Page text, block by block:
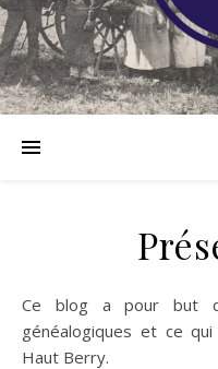
Ce blog a pour but de présenter mes recherches
généalogiques et ce
Haut Berry.